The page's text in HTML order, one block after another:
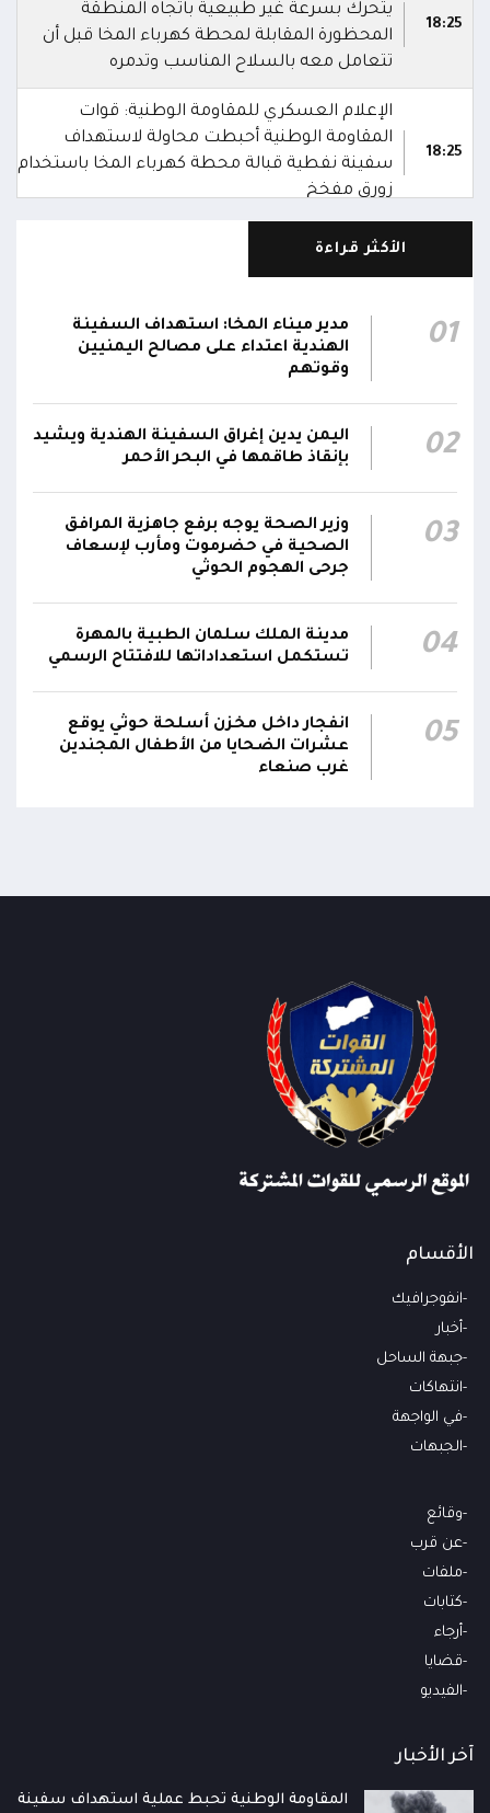
18:25
يتحرك بسرعة غير طبيعية باتجاه المنطقة
المحظورة المقابلة لمحطة كهرباء المخا قبل أن
تتعامل معه بالسلاح المناسب وتدمره
18:25
الإعلام العسكري للمقاومة الوطنية: قوات
المقاومة الوطنية أحبطت محاولة لاستهداف
سفينة نفطية قبالة محطة كهرباء المخا باستخدام
زورق مفخخ
المقاومة الوطنية تدمر زورقاً حوثياً مفخخاً حاول
وزير الصحة: القصف الحوثي استهدف أحياءً سكنية
مليشيا الحوثي تقصف بالمُسيرات مدرسة علي
عنتر في حبيل السوق بمديرية حجر بالضالع، وتُلحق
أضراراً مادية بمنازل المواطنين المجاورة
اتفاقية الدفاع المشتركة بين السعودية وباكستان
وتركيا تنص على أن أي هجوم مسلح يُشن على أي
من الدول الثلاث سيعدّ هجوما عليها جميعا
الأكثر قراءة
01
مدير ميناء المخا: استهداف السفينة
الهندية اعتداء على مصالح اليمنيين
وقوتهم
02
اليمن يدين إغراق السفينة الهندية ويشيد
بإنقاذ طاقمها في البحر الأحمر
03
وزير الصحة يوجه برفع جاهزية المرافق
الصحية في حضرموت ومأرب لإسعاف
جرحى الهجوم الحوثي
04
مدينة الملك سلمان الطبية بالمهرة
تستكمل استعداداتها للافتتاح الرسمي
05
انفجار داخل مخزن أسلحة حوثي يوقع
عشرات الضحايا من الأطفال المجندين
غرب صنعاء
الأقسام
انفوجرافيك
أخبار
جبهة الساحل
انتهاكات
في الواجهة
الجبهات
وقائع
عن قرب
ملفات
كتابات
أرجاء
قضايا
الفيديو
آخر الأخبار
المقاومة الوطنية تحبط عملية استهداف سفينة